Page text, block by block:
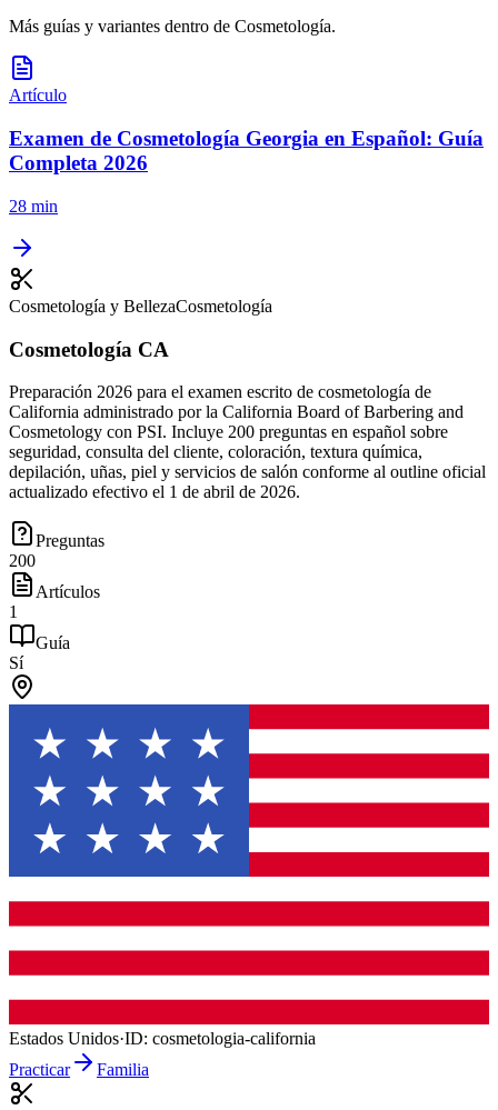
Más guías y variantes dentro de Cosmetología.
Artículo
Examen de Cosmetología Georgia en Español: Guía
Completa 2026
28 min
Cosmetología y BellezaCosmetología
Cosmetología CA
Preparación 2026 para el examen escrito de cosmetología de
California administrado por la California Board of Barbering and
Cosmetology con PSI. Incluye 200 preguntas en español sobre
seguridad, consulta del cliente, coloración, textura química,
depilación, uñas, piel y servicios de salón conforme al outline oficial
actualizado efectivo el 1 de abril de 2026.
Preguntas
200
Artículos
1
Guía
Sí
Estados Unidos·ID: cosmetologia-california
Practicar
Familia